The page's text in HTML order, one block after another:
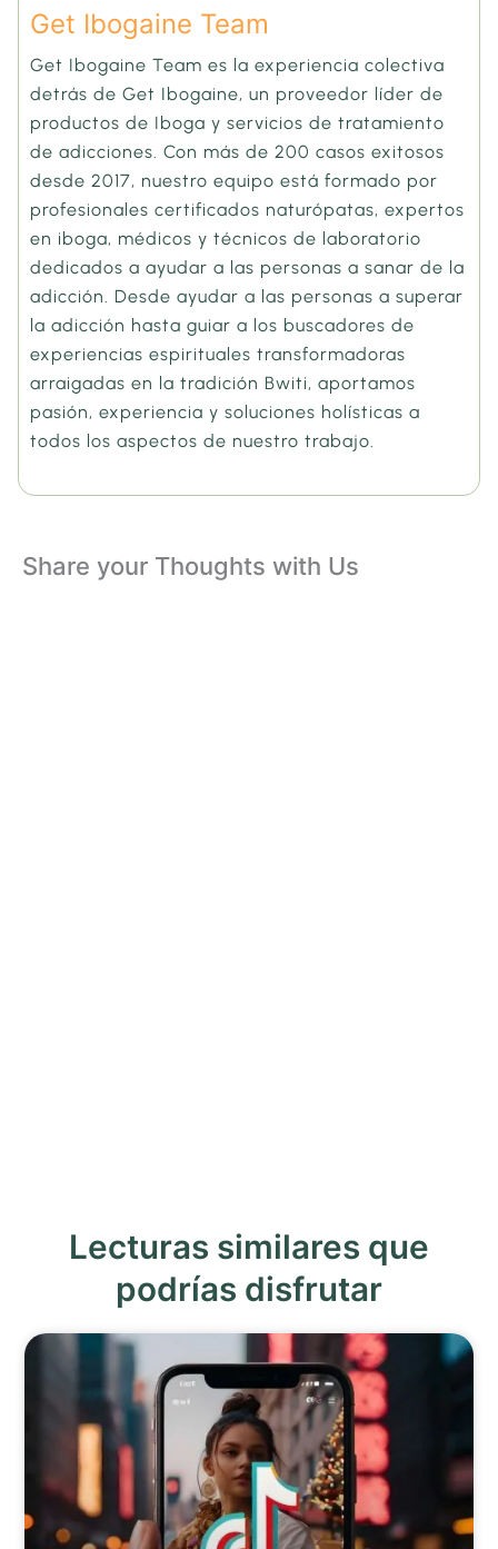
Get Ibogaine Team
Get Ibogaine Team es la experiencia colectiva
detrás de Get Ibogaine, un proveedor líder de
productos de Iboga y servicios de tratamiento
de adicciones. Con más de 200 casos exitosos
desde 2017, nuestro equipo está formado por
profesionales certificados naturópatas, expertos
en iboga, médicos y técnicos de laboratorio
dedicados a ayudar a las personas a sanar de la
adicción. Desde ayudar a las personas a superar
la adicción hasta guiar a los buscadores de
experiencias espirituales transformadoras
arraigadas en la tradición Bwiti, aportamos
pasión, experiencia y soluciones holísticas a
todos los aspectos de nuestro trabajo.
Share your Thoughts with Us
Lecturas similares que
podrías disfrutar